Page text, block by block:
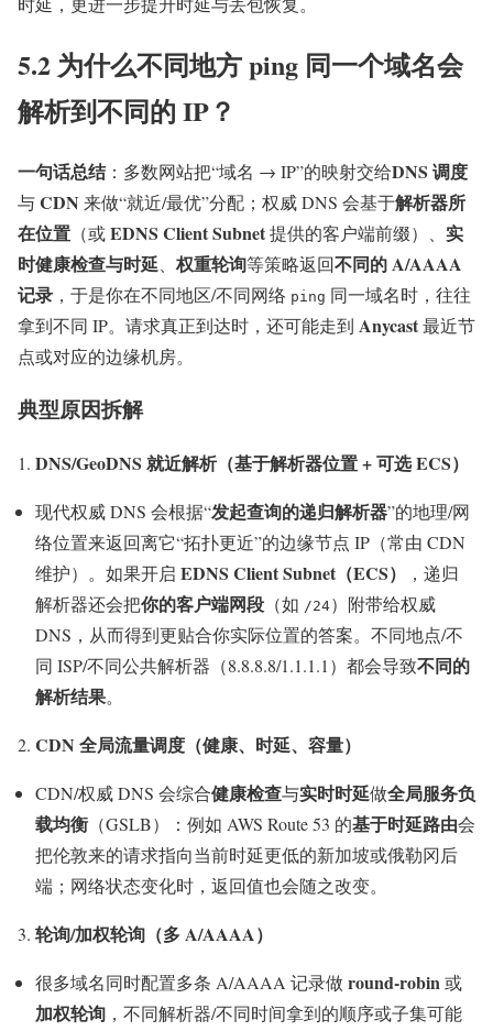
5.2 为什么不同地方 ping 同一个域名会
解析到不同的 IP？
一句话总结：多数网站把“域名 → IP”的映射交给DNS 调度
与CDN 来做“就近/最优”分配；权威 DNS 会基于解析器所
在位置 （或EDNS Client Subnet提供的客户端前缀）、 实
时健康检查与时延
权重轮询等策略返回不同的 A/AAAA
记录 ，于是你在不同地区/不同网络 ping 同一域名时，往往
拿到不同 IP。请求真正到达时，还可能走到 Anycast最近节
点或对应的边缘机房。
典型原因拆解
DNS/GeoDNS 就近解析（基于解析器位置 + 可选 ECS）
现代权威 DNS 会根据“发起查询的递归解析器”的地理/网
络位置来返回离它“拓扑更近”的边缘节点 IP（常由 CDN
维护）。如果开启 EDNS Client Subnet（ECS）
，递归
解析器还会把你的客户端网段 （如 /24）附带给权威
DNS，从而得到更贴合你实际位置的答案。不同地点/不
同 ISP/不同公共解析器（8.8.8.8/1.1.1.1）都会导致不同的
解析结果。
CDN 全局流量调度（健康、时延、容量）
CDN/权威 DNS 会综合健康检查与实时时延做全局服务负
载均衡 （GSLB）：例如 AWS Route 53 的基于时延路由会
把伦敦来的请求指向当前时延更低的新加坡或俄勒冈后
端；网络状态变化时，返回值也会随之改变。
轮询/加权轮询（多 A/AAAA）
很多域名同时配置多条 A/AAAA 记录做round-robin或
加权轮询 ，不同解析器/不同时间拿到的顺序或子集可能